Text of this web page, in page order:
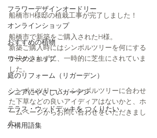
フラワーデザインオードリー
オンラインショップ
おすすめの植物
ワークショップ
庭のリフォーム（リガーデン）
シニアにやさしいガーデン
テラス・ウッドデッキを つくりたい
外構用語集
船橋市H様邸の植栽工事が完了しました！
船橋市で新築をご購入されたH様。
新築ご購入時にはシンボルツリーを何にする
か決めきれずに、一時的に芝生にされていま
した。
シンボルツリーと、シンボルツリーに合わせ
た下草などの良いアイディアはないかと、ホ
ームページからお問い合わせをいただきまし
た。